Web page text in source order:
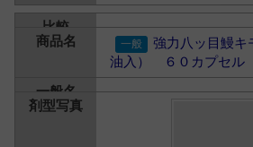
強力八ッ目鰻キ
油入） ６０カプセル